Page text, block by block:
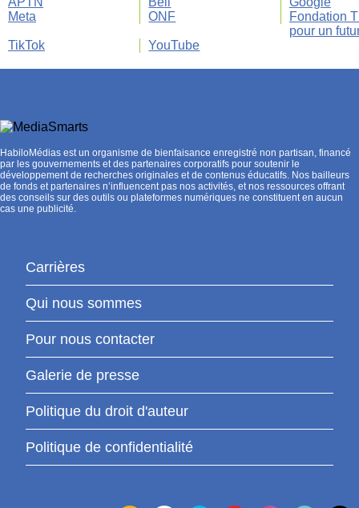
Meta
ONF
Fondation
pour un
TikTok
YouTube
HabiloMédias est un organisme de bienfaisance enregistré non partisan, financé
par les gouvernements et des partenaires corporatifs pour soutenir le
développement de recherches originales et de contenus éducatifs. Nos bailleurs
de fonds et partenaires n’influencent pas nos activités, et nos ressources offrant
des conseils sur des outils ou plateformes numériques ne constituent en aucun
cas une publicité.
Carrières
Qui nous sommes
Pour nous contacter
Galerie de presse
Politique du droit d'auteur
Politique de confidentialité